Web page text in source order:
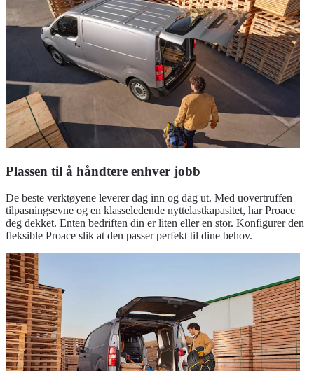
Plassen til å håndtere enhver jobb
De beste verktøyene leverer dag inn og dag ut. Med uovertruffen
tilpasningsevne og en klasseledende nyttelastkapasitet, har Proace
deg dekket. Enten bedriften din er liten eller en stor. Konfigurer den
fleksible Proace slik at den passer perfekt til dine behov.